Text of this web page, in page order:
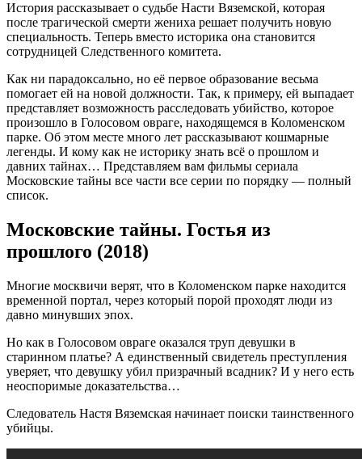
История рассказывает о судьбе Насти Вяземской, которая
после трагической смерти жениха решает получить новую
специальность. Теперь вместо историка она становится
сотрудницей Следственного комитета.
Как ни парадоксально, но её первое образование весьма
помогает ей на новой должности. Так, к примеру, ей выпадает
представляет возможность расследовать убийство, которое
произошло в Голосовом овраге, находящемся в Коломенском
парке. Об этом месте много лет рассказывают кошмарные
легенды. И кому как не историку знать всё о прошлом и
давних тайнах… Представляем вам фильмы сериала
Московские тайны все части все серии по порядку — полный
список.
Московские тайны. Гостья из
прошлого (2018)
Многие москвичи верят, что в Коломенском парке находится
временной портал, через который порой проходят люди из
давно минувших эпох.
Но как в Голосовом овраге оказался труп девушки в
старинном платье? А единственный свидетель преступления
уверяет, что девушку убил призрачный всадник? И у него есть
неоспоримые доказательства…
Следователь Настя Вяземская начинает поиски таинственного
убийцы.